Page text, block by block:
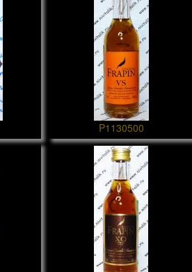
P1130500